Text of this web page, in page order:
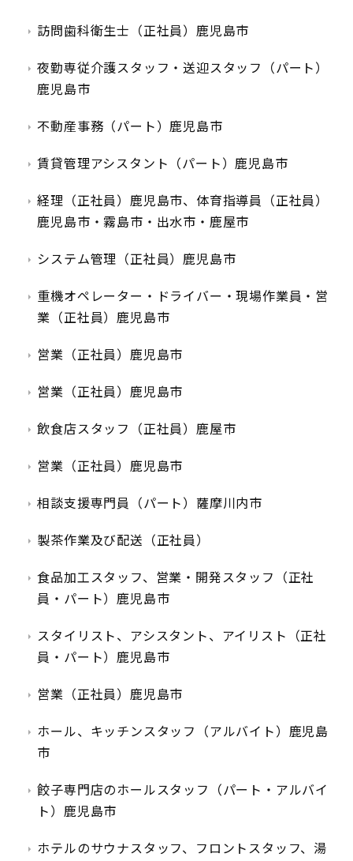
訪問歯科衛生士（正社員）鹿児島市
夜勤専従介護スタッフ・送迎スタッフ（パート）
鹿児島市
不動産事務（パート）鹿児島市
賃貸管理アシスタント（パート）鹿児島市
経理（正社員）鹿児島市、体育指導員（正社員）
鹿児島市・霧島市・出水市・鹿屋市
システム管理（正社員）鹿児島市
重機オペレーター・ドライバー・現場作業員・営
業（正社員）鹿児島市
営業（正社員）鹿児島市
営業（正社員）鹿児島市
飲食店スタッフ（正社員）鹿屋市
営業（正社員）鹿児島市
相談支援専門員（パート）薩摩川内市
製茶作業及び配送（正社員）
食品加工スタッフ、営業・開発スタッフ（正社
員・パート）鹿児島市
スタイリスト、アシスタント、アイリスト（正社
員・パート）鹿児島市
営業（正社員）鹿児島市
ホール、キッチンスタッフ（アルバイト）鹿児島
市
餃子専門店のホールスタッフ（パート・アルバイ
ト）鹿児島市
ホテルのサウナスタッフ、フロントスタッフ、湯